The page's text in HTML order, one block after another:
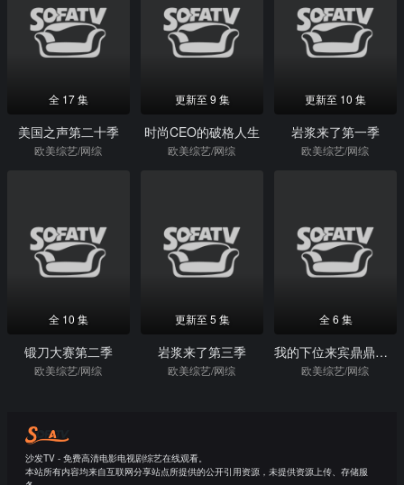
全 17 集
美国之声第二十季
欧美综艺/网综
更新至 9 集
时尚CEO的破格人生
欧美综艺/网综
更新至 10 集
岩浆来了第一季
欧美综艺/网综
全 10 集
锻刀大赛第二季
欧美综艺/网综
更新至 5 集
岩浆来了第三季
欧美综艺/网综
全 6 集
我的下位来宾鼎鼎大名第二季
欧美综艺/网综
沙发TV - 免费高清电影电视剧综艺在线观看。
本站所有内容均来自互联网分享站点所提供的公开引用资源，未提供资源上传、存储服